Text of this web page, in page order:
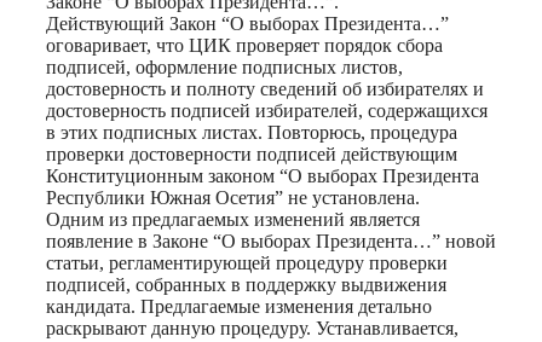
Действующий Закон “О выборах Президента…”
оговаривает, что ЦИК проверяет порядок сбора
подписей, оформление подписных листов,
достоверность и полноту сведений об избирателях и
достоверность подписей избирателей, содержащихся
в этих подписных листах. Повторюсь, процедура
проверки достоверности подписей действующим
Конституционным законом “О выборах Президента
Республики Южная Осетия” не установлена.
Одним из предлагаемых изменений является
появление в Законе “О выборах Президента…” новой
статьи, регламентирующей процедуру проверки
подписей, собранных в поддержку выдвижения
кандидата. Предлагаемые изменения детально
раскрывают данную процедуру. Устанавливается,